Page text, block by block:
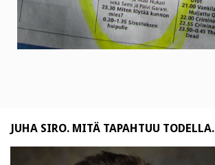
JUHA SIRO. MITÄ TAPAHTUU TODELLA.